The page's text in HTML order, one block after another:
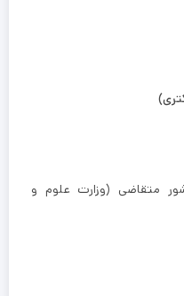
متقاضی (وزارت علوم و